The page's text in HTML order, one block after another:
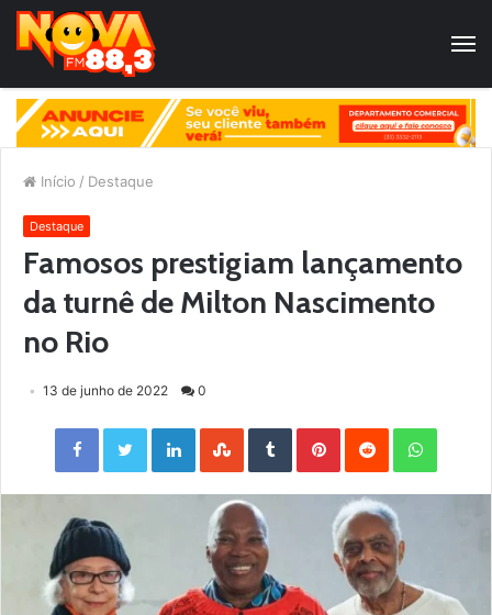
Início / Destaque
Destaque
Famosos prestigiam lançamento
da turnê de Milton Nascimento
no Rio
13 de junho de 2022 0
Facebook Twitter LinkedIn StumbleUpon Tumblr Pinterest Reddit